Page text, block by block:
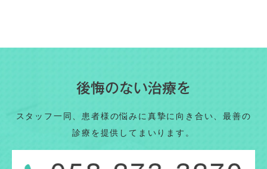
後悔のない治療を
スタッフ一同、患者様の悩みに真摯に向き合い、最善の
診療を提供してまいります。